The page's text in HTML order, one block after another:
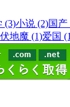
(3)小说 (2)国产
伏地魔 (1)爱国